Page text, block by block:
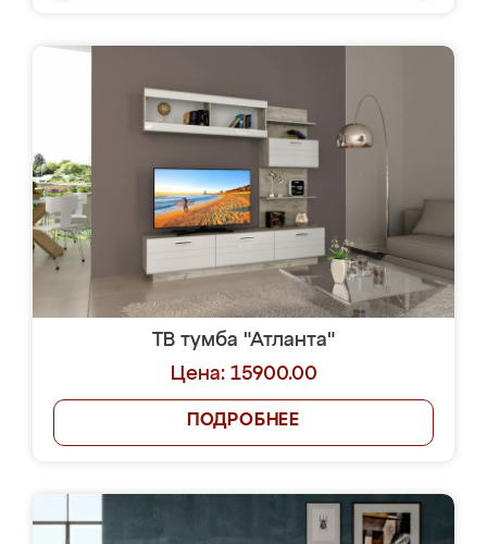
ТВ тумба "Атланта"
Цена: 15900.00
ПОДРОБНЕЕ